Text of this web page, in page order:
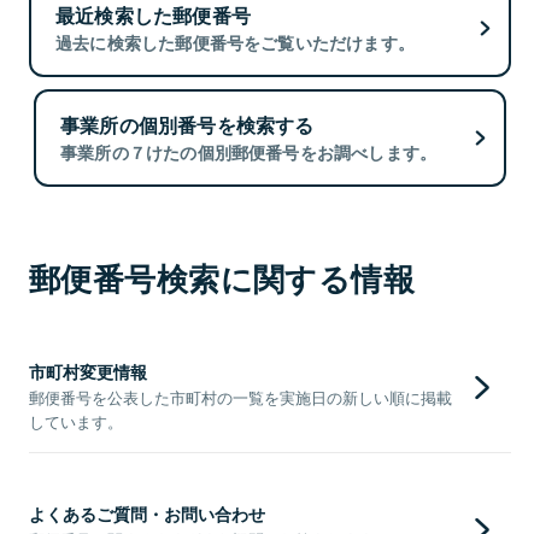
最近検索した郵便番号
過去に検索した郵便番号をご覧いただけます。
事業所の個別番号を検索する
事業所の７けたの個別郵便番号をお調べします。
郵便番号検索に関する情報
市町村変更情報
郵便番号を公表した市町村の一覧を実施日の新しい順に掲載
しています。
よくあるご質問・お問い合わせ